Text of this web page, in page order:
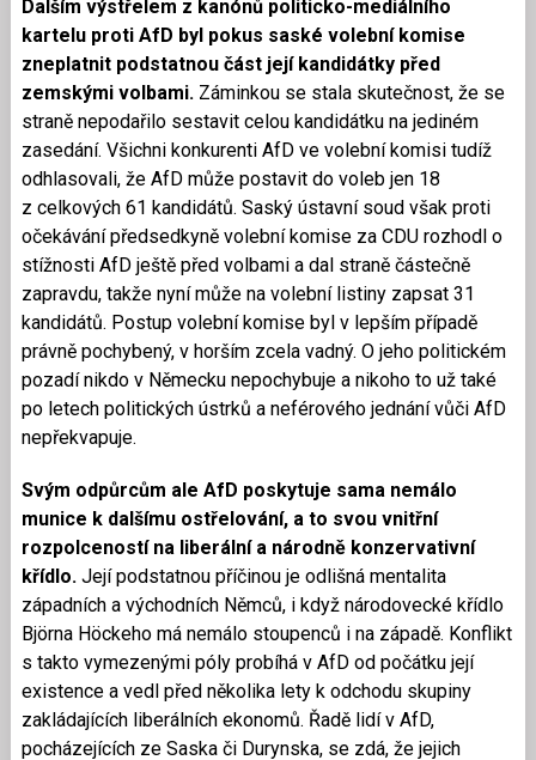
Dalším výstřelem z kanónů politicko-mediálního
kartelu proti AfD byl pokus saské volební komise
zneplatnit podstatnou část její kandidátky před
zemskými volbami. Záminkou se stala skutečnost, že se
straně nepodařilo sestavit celou kandidátku na jediném
zasedání. Všichni konkurenti AfD ve volební komisi tudíž
odhlasovali, že AfD může postavit do voleb jen 18
z celkových 61 kandidátů. Saský ústavní soud však proti
očekávání předsedkyně volební komise za CDU rozhodl o
stížnosti AfD ještě před volbami a dal straně částečně
zapravdu, takže nyní může na volební listiny zapsat 31
kandidátů. Postup volební komise byl v lepším případě
právně pochybený, v horším zcela vadný. O jeho politickém
pozadí nikdo v Německu nepochybuje a nikoho to už také
po letech politických ústrků a neférového jednání vůči AfD
nepřekvapuje.
Svým odpůrcům ale AfD poskytuje sama nemálo
munice k dalšímu ostřelování, a to svou vnitřní
rozpolceností na liberální a národně konzervativní
křídlo. Její podstatnou příčinou je odlišná mentalita
západních a východních Němců, i když národovecké křídlo
Björna Höckeho má nemálo stoupenců i na západě. Konflikt
s takto vymezenými póly probíhá v AfD od počátku její
existence a vedl před několika lety k odchodu skupiny
zakládajících liberálních ekonomů. Řadě lidí v AfD,
pocházejících ze Saska či Durynska, se zdá, že jejich